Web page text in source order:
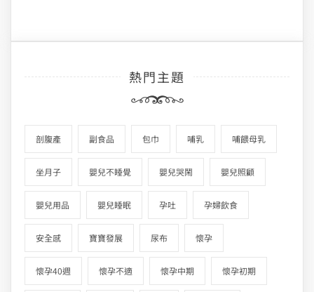
熱門主題
剖腹產 副食品 包巾 哺乳 哺餵母乳
坐月子 嬰兒不睡覺 嬰兒哭鬧 嬰兒照顧
嬰兒用品 嬰兒睡眠 孕吐 孕婦飲食
安全感 寶寶發展 尿布 懷孕
懷孕40週 懷孕不適 懷孕中期 懷孕初期